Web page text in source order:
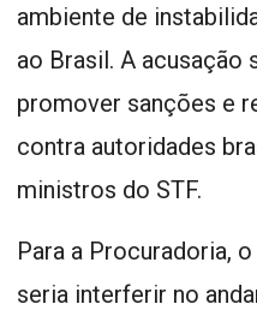
ambiente de
ao Brasil. A acusação
promover sanções e
contra autoridades
ministros do STF.
Para a Procuradoria,
seria interferir no